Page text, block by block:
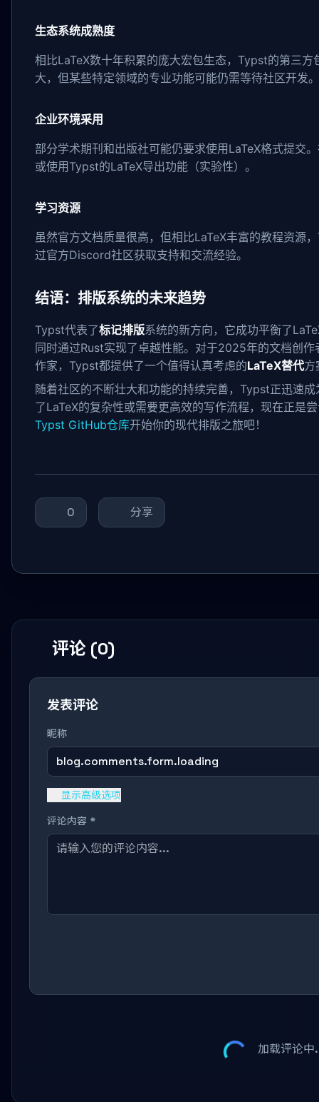
生态系统成熟度
相比LaTeX数十年积累的庞大宏包生态，Typst的第三
大，但某些特定领域的专业功能可能仍需等待社区开发。
企业环境采用
部分学术期刊和出版社可能仍要求使用LaTeX格式提交
或使用Typst的LaTeX导出功能（实验性）。
学习资源
虽然官方文档质量很高，但相比LaTeX丰富的教程资源
过官方Discord社区获取支持和交流经验。
结语：排版系统的未来趋势
Typst代表了标记排版系统的新方向，它成功平衡了
同时通过Rust实现了卓越性能。对于2025年的文档创
作家，Typst都提供了一个值得认真考虑的LaTeX替代方
随着社区的不断壮大和功能的持续完善，Typst正迅速成
了LaTeX的复杂性或需要更高效的写作流程，现在正是
Typst GitHub仓库开始你的现代排版之旅吧！
0 分享
评论 (0)
发表评论
昵称
blog.comments.form.loading
显示高级选项
评论内容 *
加载评论中